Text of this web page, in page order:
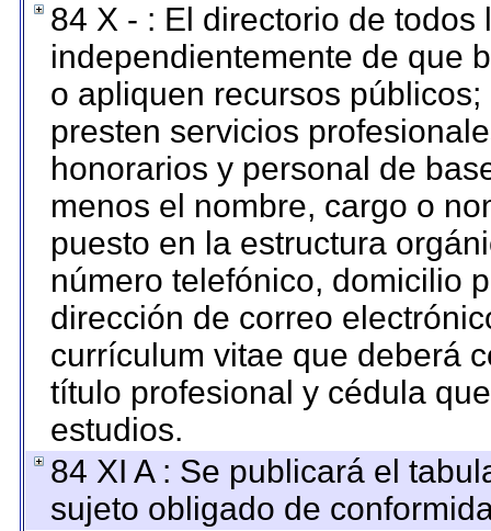
84 X - : El directorio de
independientemente de que
o apliquen recursos
presten servicios
honorarios y personal de
menos el nombre, cargo o
puesto en la estructura
número telefónico, domicilio
dirección de correo
currículum vitae que deberá
título profesional y cédula
estudios.
84 XI A : Se publicará el
sujeto obligado de